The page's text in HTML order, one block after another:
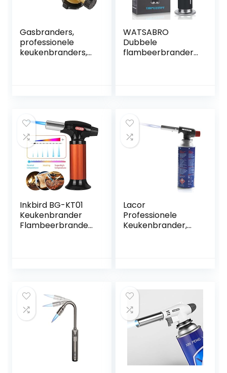
Gasbranders,
professionele
keukenbranders,
picknick in huis,
wandelen
kamperen, max
temp 1300 ° C
WATSABRO
Dubbele
flambeerbrander
soldeerbrander
voor doe-het-zelf,
gebak, desserts,
hard solderen,
solderen, camping
(butaan is niet
Inkbird BG-KT01
Keukenbrander
Flambeerbrander,
aan Gas Niet
Meegeleverd)
Lacor
Professionele
Keukenbrander,